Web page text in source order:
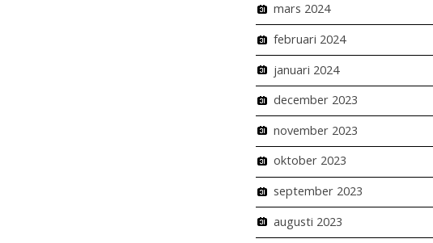
mars 2024
februari 2024
januari 2024
december 2023
november 2023
oktober 2023
september 2023
augusti 2023